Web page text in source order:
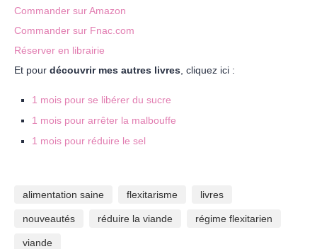
Commander sur Amazon
Commander sur Fnac.com
Réserver en librairie
Et pour découvrir mes autres livres , cliquez ici :
1 mois pour se libérer du sucre
1 mois pour arrêter la malbouffe
1 mois pour réduire le sel
alimentation saine flexitarisme livres
nouveautés réduire la viande régime flexitarien
viande